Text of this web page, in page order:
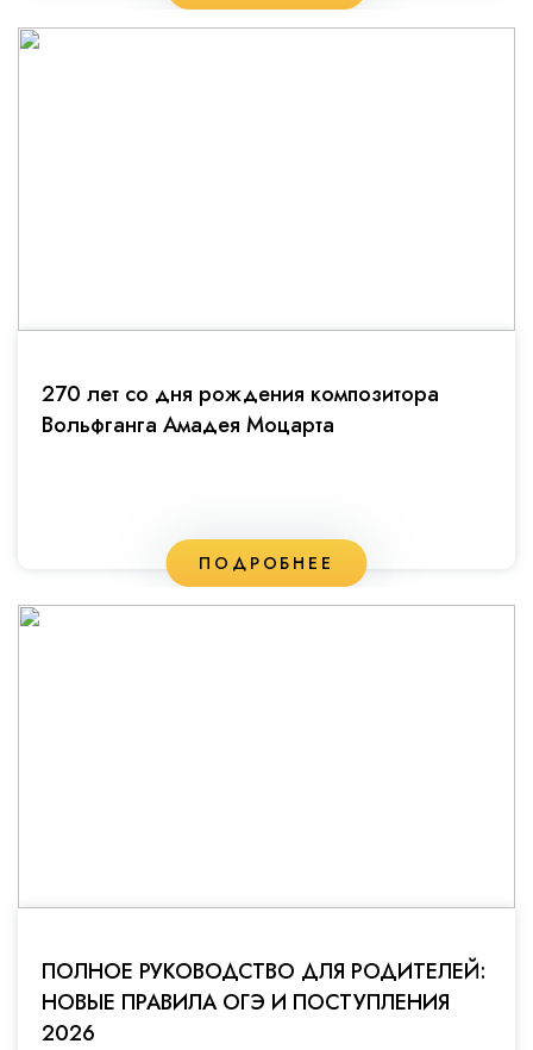
270 лет со дня рождения композитора
Вольфганга Амадея Моцарта
ПОДРОБНЕЕ
ПОЛНОЕ РУКОВОДСТВО ДЛЯ РОДИТЕЛЕЙ:
НОВЫЕ ПРАВИЛА ОГЭ И ПОСТУПЛЕНИЯ
2026